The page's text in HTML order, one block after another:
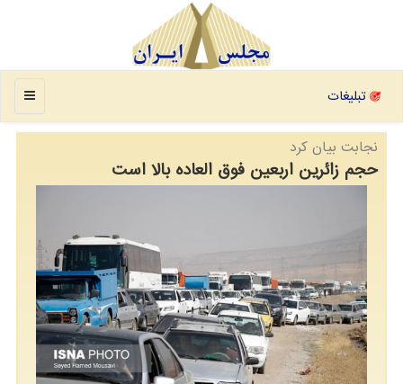
منو تبلیغات
نجابت بیان كرد
حجم زائرین اربعین فوق العاده بالا است